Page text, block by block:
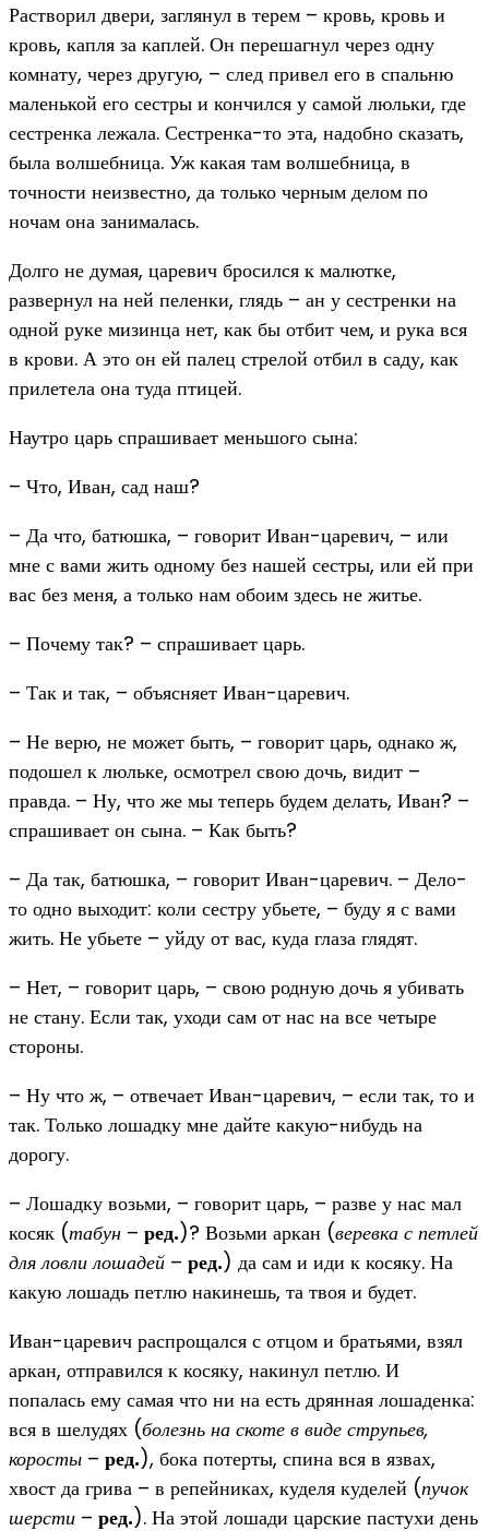
Растворил двери, заглянул в терем – кровь, кровь и
кровь, капля за каплей. Он перешагнул через одну
комнату, через другую, – след привел его в спальню
маленькой его сестры и кончился у самой люльки, где
сестренка лежала. Сестренка-то эта, надобно сказать,
была волшебница. Уж какая там волшебница, в
точности неизвестно, да только черным делом по
ночам она занималась.
Долго не думая, царевич бросился к малютке,
развернул на ней пеленки, глядь – ан у сестренки на
одной руке мизинца нет, как бы отбит чем, и рука вся
в крови. А это он ей палец стрелой отбил в саду, как
прилетела она туда птицей.
Наутро царь спрашивает меньшого сына:
– Что, Иван, сад наш?
– Да что, батюшка, – говорит Иван-царевич, – или
мне с вами жить одному без нашей сестры, или ей при
вас без меня, а только нам обоим здесь не житье.
– Почему так? – спрашивает царь.
– Так и так, – объясняет Иван-царевич.
– Не верю, не может быть, – говорит царь, однако ж,
подошел к люльке, осмотрел свою дочь, видит –
правда. – Ну, что же мы теперь будем делать, Иван? –
спрашивает он сына. – Как быть?
– Да так, батюшка, – говорит Иван-царевич. – Дело-
то одно выходит: коли сестру убьете, – буду я с вами
жить. Не убьете – уйду от вас, куда глаза глядят.
– Нет, – говорит царь, – свою родную дочь я убивать
не стану. Если так, уходи сам от нас на все четыре
стороны.
– Ну что ж, – отвечает Иван-царевич, – если так, то и
так. Только лошадку мне дайте какую-нибудь на
дорогу.
– Лошадку возьми, – говорит царь, – разве у нас мал
косяк (табун – ред.)? Возьми аркан (веревка с петлей
для ловли лошадей – ред.) да сам и иди к косяку. На
какую лошадь петлю накинешь, та твоя и будет.
Иван-царевич распрощался с отцом и братьями, взял
аркан, отправился к косяку, накинул петлю. И
попалась ему самая что ни на есть дрянная лошаденка:
вся в шелудях (болезнь на скоте в виде струпьев,
коросты – ред.), бока потерты, спина вся в язвах,
хвост да грива – в репейниках, куделя куделей (пучок
шерсти – ред.). На этой лошади царские пастухи день